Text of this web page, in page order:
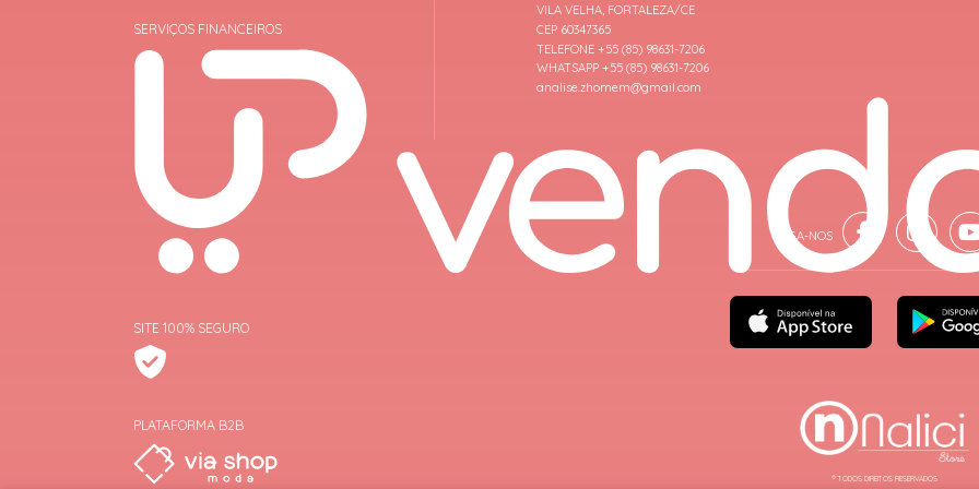
SERVIÇOS FINANCEIROS
SITE 100% SEGURO
PLATAFORMA B2B
VILA VELHA, FORTALEZA/CE
CEP 60347365
TELEFONE +55 (85) 98631-7206
WHATSAPP +55 (85) 98631-7206
analise.zhomem@gmail.com
® TODOS DIREITOS RESERVADOS